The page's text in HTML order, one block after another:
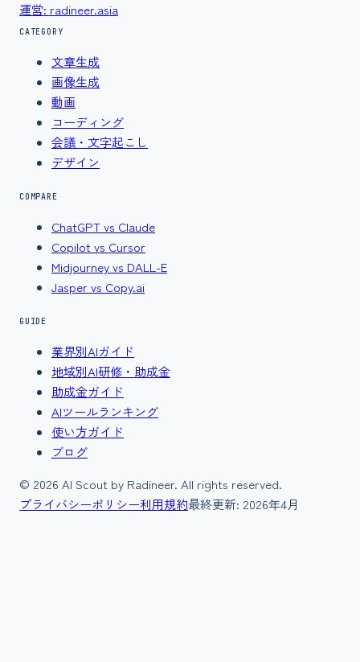
運営: radineer.asia
CATEGORY
文章生成
画像生成
動画
コーディング
会議・文字起こし
デザイン
COMPARE
ChatGPT vs Claude
Copilot vs Cursor
Midjourney vs DALL-E
Jasper vs Copy.ai
GUIDE
業界別AIガイド
地域別AI研修・助成金
助成金ガイド
AIツールランキング
使い方ガイド
ブログ
© 2026 AI Scout by Radineer. All rights reserved.
プライバシーポリシー利用規約最終更新: 2026年4月